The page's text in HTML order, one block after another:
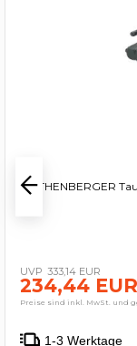
ROTHENBERGER
333,14 EUR
234,44 EUR
Preise sind inkl. MwSt. und
1-3 Werktage